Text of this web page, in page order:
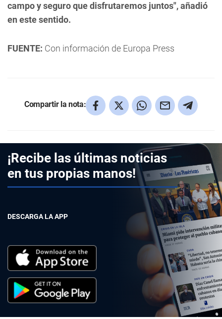
campo y seguro que disfrutaremos juntos", añadió
en este sentido.
FUENTE: Con información de Europa Press
Compartir la nota:
¡Recibe las últimas noticias
en tus propias manos!
DESCARGA LA APP